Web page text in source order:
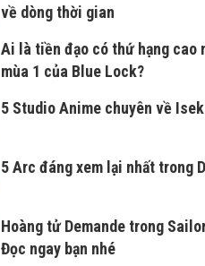
về dòng thời gian
Ai là tiền đạo có thứ hạng cao
mùa 1 của Blue Lock?
5 Studio Anime chuyên về
5 Arc đáng xem lại nhất trong
Hoàng tử Demande trong
Đọc ngay bạn nhé